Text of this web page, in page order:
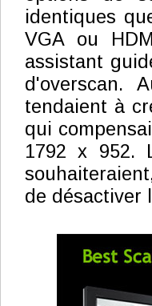
identiques
VGA ou
assistant
d'overscan.
tendaient à
qui
1792 x 952.
de désactiver